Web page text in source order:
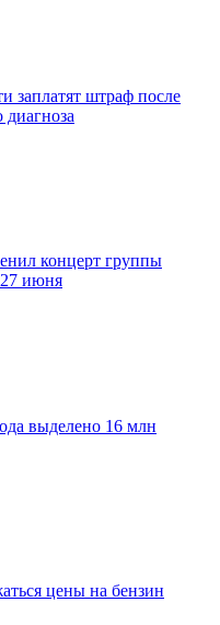
заплатят штраф после
концерт группы
июня
выделено 16 млн
цены на бензин